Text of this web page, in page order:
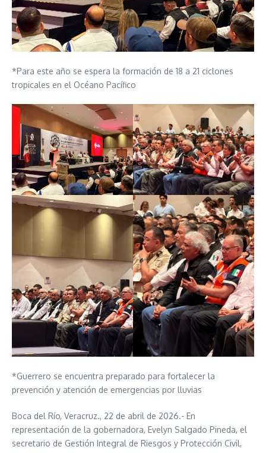
*Para este año se espera la formación de 18 a 21 ciclones
tropicales en el Océano Pacífico
*Guerrero se encuentra preparado para fortalecer la
prevención y atención de emergencias por lluvias
Boca del Río, Veracruz., 22 de abril de 2026.- En
representación de la gobernadora, Evelyn Salgado Pineda, el
secretario de Gestión Integral de Riesgos y Protección Civil,